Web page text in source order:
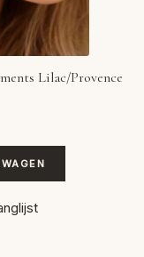
Lilac/Provence